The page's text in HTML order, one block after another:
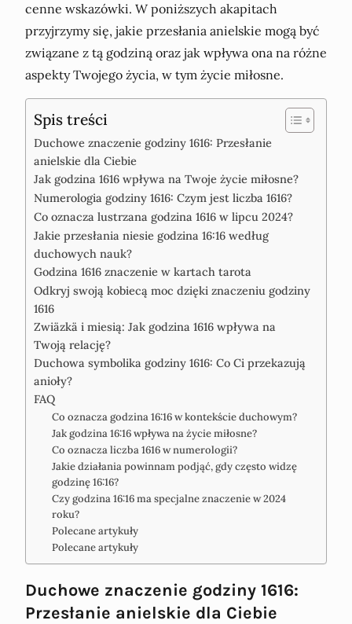
cenne wskazówki. W poniższych akapitach
przyjrzymy się, jakie przesłania anielskie mogą być
związane z tą godziną oraz jak wpływa ona na różne
aspekty Twojego życia, w tym życie miłosne.
Spis treści
Duchowe znaczenie godziny 1616: Przesłanie
anielskie dla Ciebie
Jak godzina 1616 wpływa na Twoje życie miłosne?
Numerologia godziny 1616: Czym jest liczba 1616?
Co oznacza lustrzana godzina 1616 w lipcu 2024?
Jakie przesłania niesie godzina 16:16 według
duchowych nauk?
Godzina 1616 znaczenie w kartach tarota
Odkryj swoją kobiecą moc dzięki znaczeniu godziny
1616
Zwiäzkä i miesią: Jak godzina 1616 wpływa na
Twoją relację?
Duchowa symbolika godziny 1616: Co Ci przekazują
anioły?
FAQ
Co oznacza godzina 16:16 w kontekście duchowym?
Jak godzina 16:16 wpływa na życie miłosne?
Co oznacza liczba 1616 w numerologii?
Jakie działania powinnam podjąć, gdy często widzę
godzinę 16:16?
Czy godzina 16:16 ma specjalne znaczenie w 2024
roku?
Polecane artykuły
Polecane artykuły
Duchowe znaczenie godziny 1616:
Przesłanie anielskie dla Ciebie